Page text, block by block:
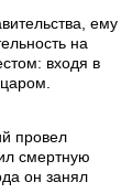
ему
на
входя в
провел
смертную
он занял